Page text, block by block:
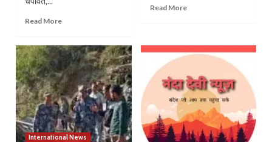
Read More
Read More
International News